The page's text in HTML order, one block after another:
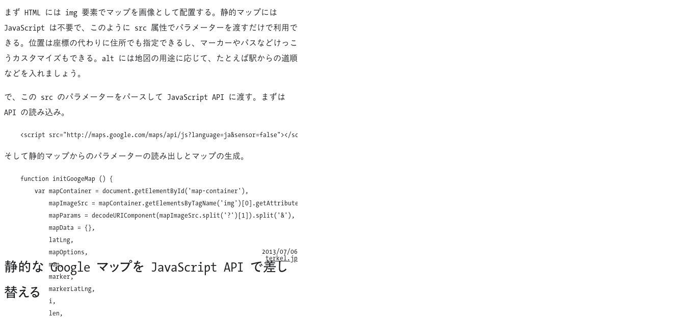
terkel.jp
2013/07/06
静的な Google マップを JavaScript API で差し
替える
まず HTML には img 要素でマップを画像として配置する。静的マップには
JavaScript は不要で、このように src 属性でパラメーターを渡すだけで利用で
きる。位置は座標の代わりに住所でも指定できるし、マーカーやパスなどけっこ
うカスタマイズもできる。 alt には地図の用途に応じて、たとえば駅からの道順
などを入れましょう。
で、この src のパラメーターをパースして JavaScript API に渡す。まずは
API の読み込み。
そして静的マップからのパラメーターの読み出しとマップの生成。
function initGoogeMap () {
    var mapContainer = document.getElementById('map-container'),
        mapImageSrc = mapContainer.getElementsByTagName('img')[0].getAttribute('src'),
        mapParams = decodeURIComponent(mapImageSrc.split('?')[1]).split('&'),
        mapData = {},
        latLng,
        mapOptions,
        map,
        marker,
        markerLatLng,
        i,
        len,